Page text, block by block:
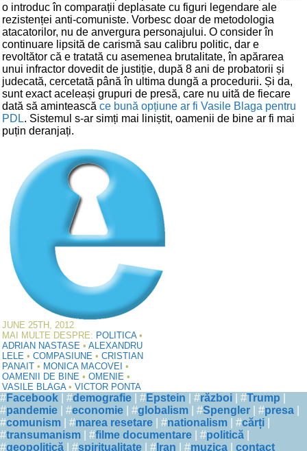
o introduc în comparații deplasate cu figuri legendare ale
rezistenței anti-comuniste. Vorbesc doar de metodologia
atacatorilor, nu de anvergura personajului. O consider în
continuare lipsită de carismă sau calibru politic, dar e
revoltător că e tratată cu asemenea brutalitate, în apărarea
unui infractor dovedit de justiție, după 8 ani de probatorii și
judecată, cercetată până în ultima dungă a procedurii. Și da,
sunt exact aceleași grupuri de presă, care nu uită de fiecare
dată să amintească ce bună opțiune ar fi Vasile Blaga pentru
PDL. Sistemul s-ar simți mai liniștit, oamenii de bine ar fi mai
puțin deranjați.
JUNE 25TH, 2012
MAI MULTE DESPRE: POLITICA•
ADRIAN NASTASE • ALEXANDRU
LELE • COMPASIUNE • CRISTIAN
PANAIT • MONICA MACOVEI •
OAMENII DE BINE • OMENIE •
VASILE BLAGA• VICTOR PONTA
#Facebook | #demografie | #Epstein | #război | #Trump
#pandemie | #economie | #globalism | #Spengler | #presa
#comunism | #marea resetare | #nationalism | #cărți
#transumanism | #filme documentare | #politică
#geopolitică | #spiritualitate | # Iran | #muzica contact